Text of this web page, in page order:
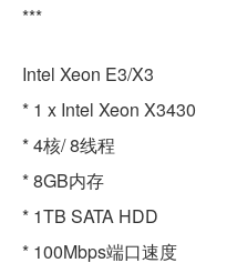
***
Intel Xeon E3/X3
* 1 x Intel Xeon X3430
* 4核/ 8线程
* 8GB内存
* 1TB SATA HDD
* 100Mbps端口速度